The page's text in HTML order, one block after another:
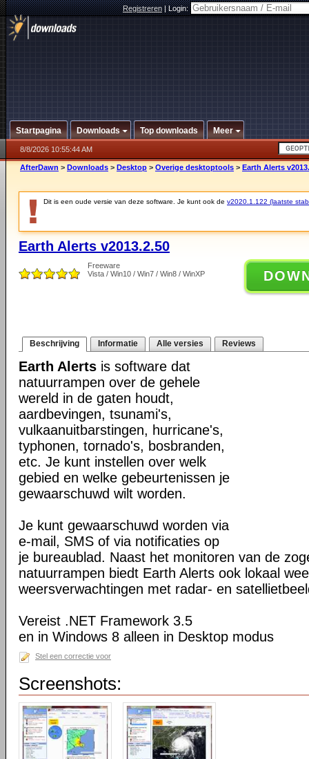
Registreren|Login:
Startpagina Downloads Top downloads Meer
8/8/2026 10:55:44 AM
AfterDawn > Downloads > Desktop > Overige desktoptools > Earth Alerts
Dit is een oude versie van deze software. Je kunt ook de v2020.1.122 (laatste
Earth Alerts v2013.2.50
Freeware
Vista / Win10 / Win7 / Win8 / WinXP
Beschrijving Informatie Alle versies Reviews
Earth Alerts is software dat
natuurrampen over de gehele
wereld in de gaten houdt,
aardbevingen, tsunami's,
vulkaanuitbarstingen, hurricane's,
typhonen, tornado's, bosbranden,
etc. Je kunt instellen over welk
gebied en welke gebeurtenissen je
gewaarschuwd wilt worden.
Je kunt gewaarschuwd worden via
e-mail, SMS of via notificaties op
je bureaublad. Naast het monitoren van de
natuurrampen biedt Earth Alerts ook lokaal
weersverwachtingen met radar- en
Vereist .NET Framework 3.5
en in Windows 8 alleen in Desktop modus
Stel een correctie voor
Screenshots: